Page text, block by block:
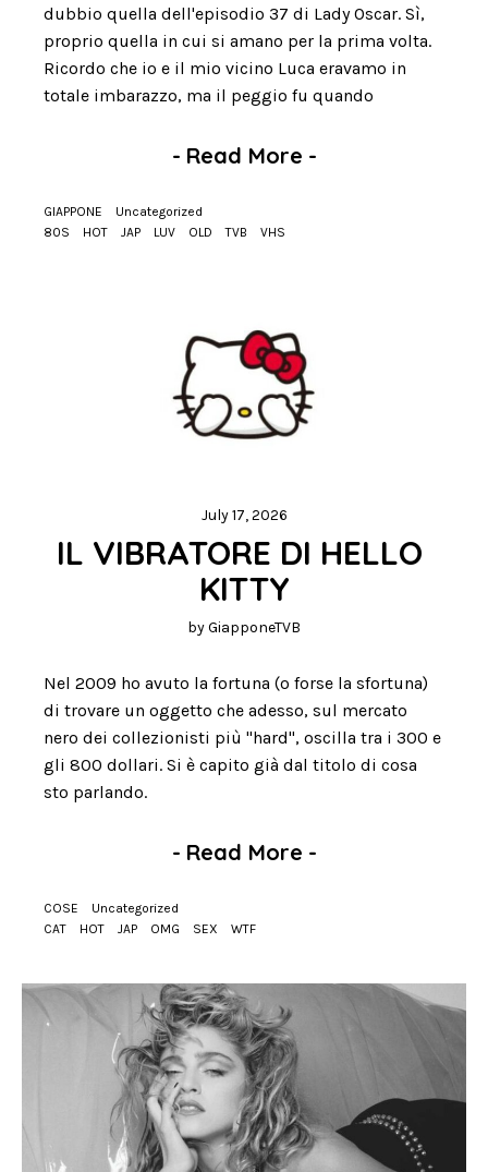
dubbio quella dell'episodio 37 di Lady Oscar. Sì,
proprio quella in cui si amano per la prima volta.
Ricordo che io e il mio vicino Luca eravamo in
totale imbarazzo, ma il peggio fu quando
- Read More -
GIAPPONE
Uncategorized
80S
HOT JAP LUV OLD TVB VHS
July 17, 2026
IL VIBRATORE DI HELLO
KITTY
byGiapponeTVB
Nel 2009 ho avuto la fortuna (o forse la sfortuna)
di trovare un oggetto che adesso, sul mercato
nero dei collezionisti più "hard", oscilla tra i 300 e
gli 800 dollari. Si è capito già dal titolo di cosa
sto parlando.
- Read More -
COSE
Uncategorized
CAT
HOT JAP OMG SEX WTF